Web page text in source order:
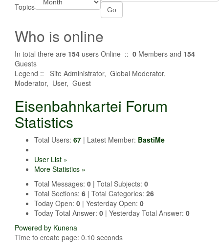
Topics
Who is online
In total there are 154 users Online :: 0 Members and 154
Guests
Legend ::
Site Administrator, Global Moderator,
Moderator, User, Guest
Eisenbahnkartei Forum
Statistics
Total Users: 67 | Latest Member: BastiMe
User List »
More Statistics »
Total Messages: 0 | Total Subjects: 0
Total Sections: 6 | Total Categories: 26
Today Open: 0 | Yesterday Open: 0
Today Total Answer: 0 | Yesterday Total Answer: 0
Powered by Kunena
Time to create page: 0.10 seconds